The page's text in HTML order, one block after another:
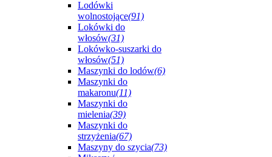
Lodówki
wolnostojące(91)
Lokówki do
włosów(31)
Lokówko-suszarki do
włosów(51)
Maszynki do lodów(6)
Maszynki do
makaronu(11)
Maszynki do
mielenia(39)
Maszynki do
strzyżenia(67)
Maszyny do szycia(73)